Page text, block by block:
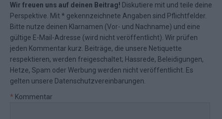
Wir freuen uns auf deinen Beitrag! Diskutiere mit und teile deine
Perspektive. Mit * gekennzeichnete Angaben sind Pflichtfelder.
Bitte nutze deinen Klarnamen (Vor- und Nachname) und eine
gültige E-Mail-Adresse (wird nicht veröffentlicht). Wir prüfen
jeden Kommentar kurz. Beiträge, die unsere Netiquette
respektieren, werden freigeschaltet; Hassrede, Beleidigungen,
Hetze, Spam oder Werbung werden nicht veröffentlicht. Es
gelten unsere Datenschutzvereinbarungen
* Kommentar